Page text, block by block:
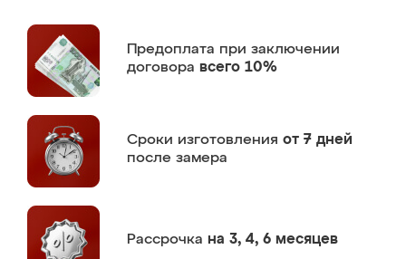
Предоплата при заключении
договора всего 10%
Сроки изготовления от 7 дней
после замера
Рассрочка на 3, 4, 6 месяцев